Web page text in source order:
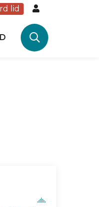
lid